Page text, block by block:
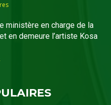
ministère en charge de la
en demeure l’artiste Kosa